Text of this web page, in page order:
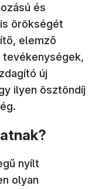
és
örökségét
elemző
új
ilyen ösztöndíj
nyílt
olyan